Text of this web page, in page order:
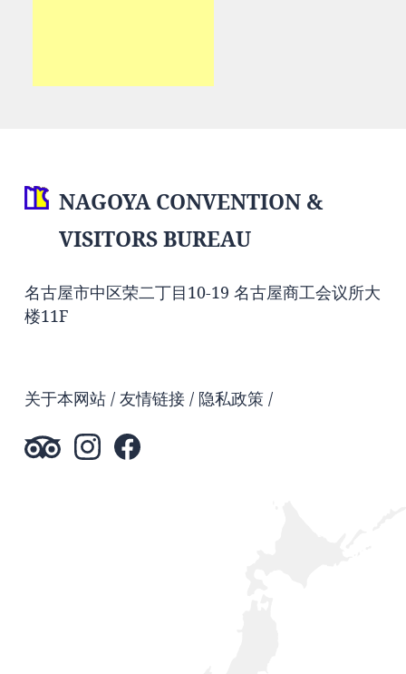
NAGOYA CONVENTION &
VISITORS BUREAU
名古屋市中区荣二丁目10-19 名古屋商工会议所大
楼11F
关于本网站 友情链接 隐私政策